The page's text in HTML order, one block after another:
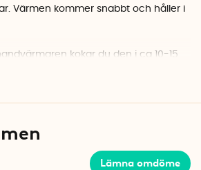
Värmen kommer snabbt och håller i
kokar du den i ca 10-15
sin mjuka och geléaktiga
Lämna omdöme